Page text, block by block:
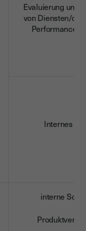
Evaluierung und
von Diensten/
Performance
Internes
interne